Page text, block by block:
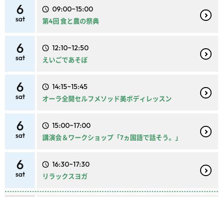
6
sat
09:00~15:00
第4回 食と農の祭典
6
sat
12:10~12:50
えいごであそぼ
6
sat
14:15~15:45
オーラ全開セルフメソッド美ボディレッスン
6
sat
15:00~17:00
講演会＆ワークショップ「7ヵ国語で話そう。」
6
sat
16:30~17:30
リラックスヨガ